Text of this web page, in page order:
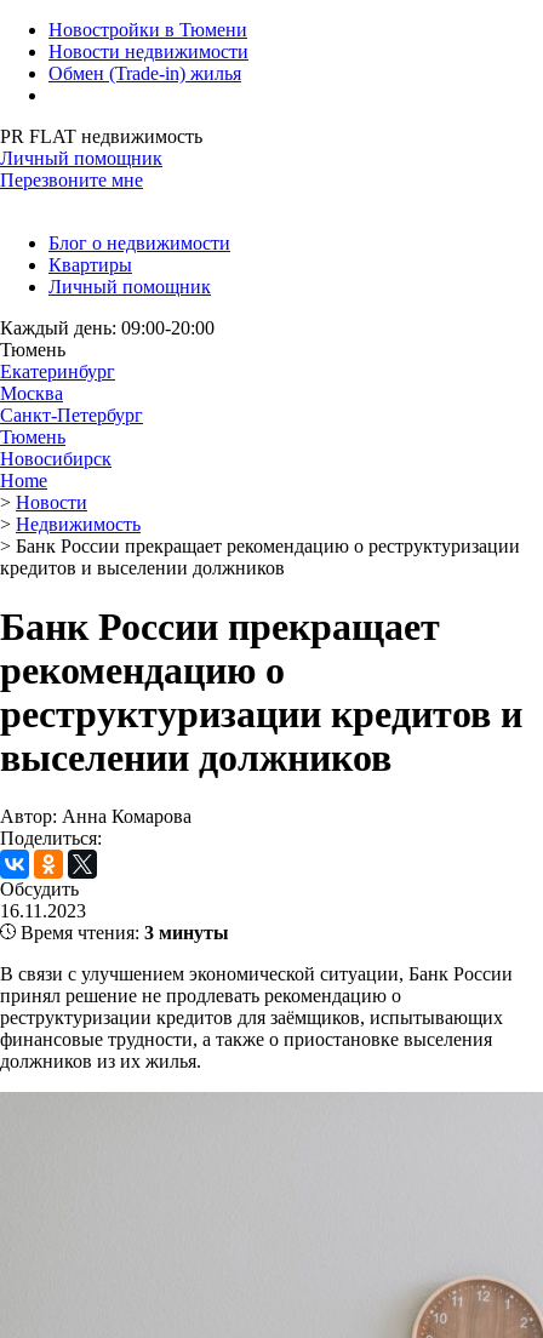
Новостройки в Тюмени
Новости недвижимости
Обмен (Trade-in) жилья
PR FLAT недвижимость
Личный помощник
Перезвоните мне
Блог о недвижимости
Квартиры
Личный помощник
Каждый день: 09:00-20:00
Тюмень
Екатеринбург
Москва
Санкт-Петербург
Тюмень
Новосибирск
Home
> Новости
> Недвижимость
> Банк России прекращает рекомендацию о реструктуризации
кредитов и выселении должников
Банк России прекращает
рекомендацию о
реструктуризации кредитов и
выселении должников
Автор: Анна Комарова
Поделиться:
Обсудить
16.11.2023
Время чтения: 3 минуты
В связи с улучшением экономической ситуации, Банк России
принял решение не продлевать рекомендацию о
реструктуризации кредитов для заёмщиков, испытывающих
финансовые трудности, а также о приостановке выселения
должников из их жилья.